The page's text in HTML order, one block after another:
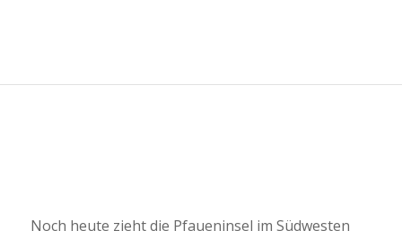
Noch heute zieht die Pfaueninsel im Südwesten